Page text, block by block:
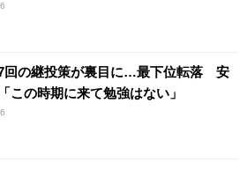
回の継投策が裏目に…最下位転落 安
この時期に来て勉強はない」